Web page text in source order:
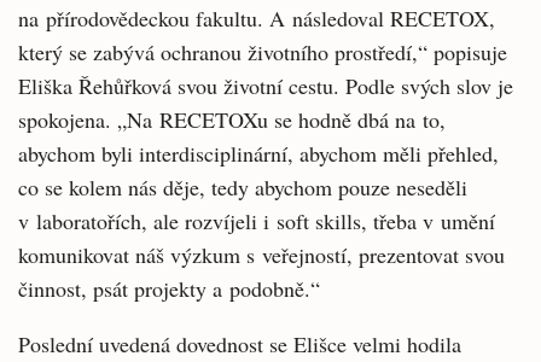
na přírodovědeckou fakultu. A následoval RECETOX,
který se zabývá ochranou životního prostředí,“ popisuje
Eliška Řehůřková svou životní cestu. Podle svých slov je
spokojena. „Na RECETOXu se hodně dbá na to,
abychom byli interdisciplinární, abychom měli přehled,
co se kolem nás děje, tedy abychom pouze neseděli
v laboratořích, ale rozvíjeli i soft skills, třeba v umění
komunikovat náš výzkum s veřejností, prezentovat svou
činnost, psát projekty a podobně.“
Poslední uvedená dovednost se Elišce velmi hodila